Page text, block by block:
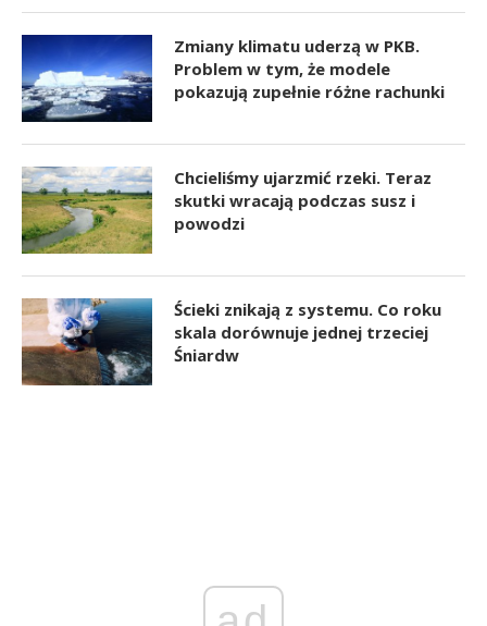
Zmiany klimatu uderzą w PKB.
Problem w tym, że modele
pokazują zupełnie różne rachunki
Chcieliśmy ujarzmić rzeki. Teraz
skutki wracają podczas susz i
powodzi
Ścieki znikają z systemu. Co roku
skala dorównuje jednej trzeciej
Śniardw